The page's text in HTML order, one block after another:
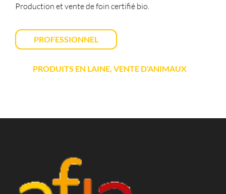
Production et vente de foin certifié bio.
PROFESSIONNEL
PRODUITS EN LAINE, VENTE D'ANIMAUX